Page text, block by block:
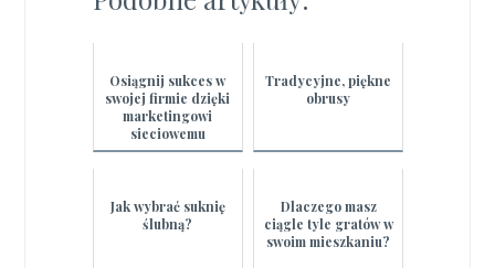
Osiągnij sukces w
swojej firmie dzięki
marketingowi
sieciowemu
Tradycyjne, piękne
obrusy
Jak wybrać suknię
ślubną?
Dlaczego masz
ciągle tyle gratów w
swoim mieszkaniu?